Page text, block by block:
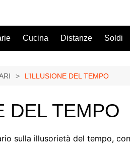
Cucina Distanze Soldi
L’ILLUSIONE DEL TEMPO
DEL TEMPO
sulla illusorietà del tempo,